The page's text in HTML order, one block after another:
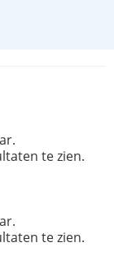
te zien.
te zien.